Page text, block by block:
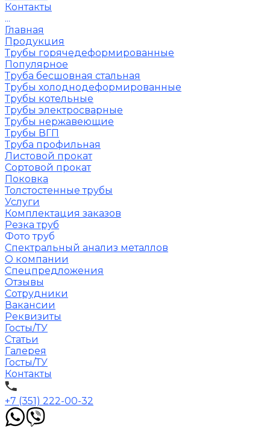
Контакты
...
Главная
Продукция
Трубы горячедеформированные
Популярное
Труба бесшовная стальная
Трубы холоднодеформированные
Трубы котельные
Трубы электросварные
Трубы нержавеющие
Трубы ВГП
Труба профильная
Листовой прокат
Сортовой прокат
Поковка
Толстостенные трубы
Услуги
Комплектация заказов
Резка труб
Фото труб
Спектральный анализ металлов
О компании
Спецпредложения
Отзывы
Сотрудники
Вакансии
Реквизиты
Госты/ТУ
Статьи
Галерея
Госты/ТУ
Контакты
+7 (351) 222-00-32